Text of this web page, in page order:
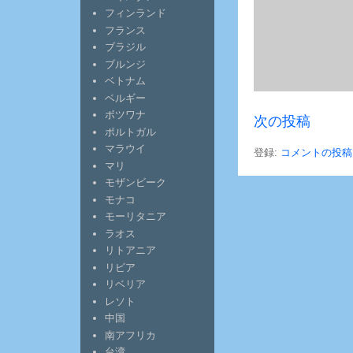
次の投稿
登録: コメントの投
フィンランド
フランス
ブラジル
ブルンジ
ベトナム
ベルギー
ボツワナ
ポルトガル
マラウイ
マリ
モザンビーク
モナコ
モーリタニア
ラオス
リトアニア
リビア
リベリア
レソト
中国
南アフリカ